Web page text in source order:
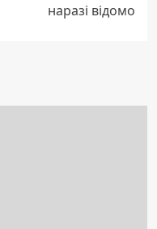
наразі відомо